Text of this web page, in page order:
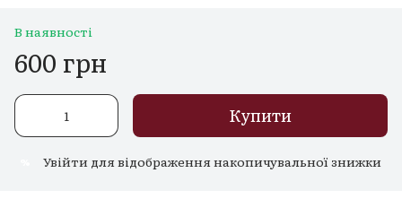
В наявності
600 грн
Купити
Увійти для відображення накопичувальної знижки